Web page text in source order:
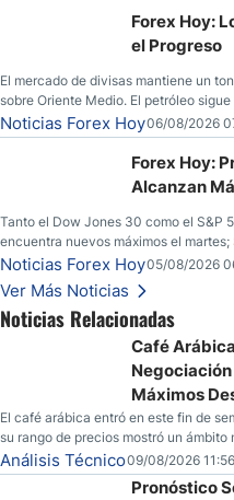
Forex Hoy:
el Progreso
El mercado de divisas mantiene un
sobre Oriente Medio. El petróleo
y los operadores esperan nuevas
Unidos.
Noticias Forex Hoy06/08/2026
Forex Hoy:
Alcanzan
Tanto el Dow Jones 30 como el S&P
encuentra nuevos máximos el
llamadas de ganancias; el petróleo
esperanzas; el dólar estadounidense
yen; el peso mexicano ve un repunte
Noticias Forex Hoy05/08/2026
Ver Más Noticias
Noticias Relacionadas
Café
Máximos
El café arábica entró en este fin de
su rango de precios mostró un
especulativas también están
podría estar en el horizonte para la
Análisis Técnico09/08/2026
Pronóstico